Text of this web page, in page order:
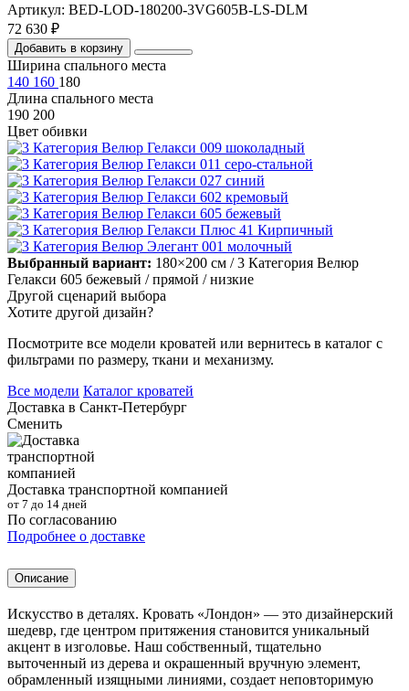
Артикул: BED-LOD-180200-3VG605B-LS-DLM
72 630 ₽
Добавить в корзину
Ширина спального места
140 160 180
Длина спального места
190 200
Цвет обивки
Выбранный вариант: 180×200 см / 3 Категория Велюр
Гелакси 605 бежевый / прямой / низкие
Другой сценарий выбора
Хотите другой дизайн?
Посмотрите все модели кроватей или вернитесь в каталог с
фильтрами по размеру, ткани и механизму.
Все модели Каталог кроватей
Доставка в Санкт-Петербург
Сменить
Доставка транспортной компанией
от 7 до 14 дней
По согласованию
Подробнее о доставке
Описание
Искусство в деталях. Кровать «Лондон» — это дизайнерский
шедевр, где центром притяжения становится уникальный
акцент в изголовье. Наш собственный, тщательно
выточенный из дерева и окрашенный вручную элемент,
обрамленный изящными линиями, создает неповторимую